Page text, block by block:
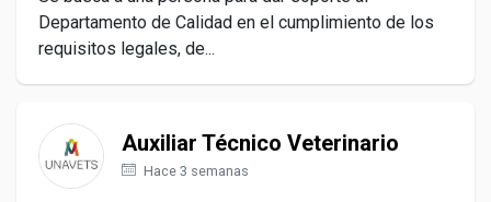
Departamento de Calidad en el cumplimiento de los
requisitos legales, de...
Auxiliar Técnico Veterinario
Hace 3 semanas